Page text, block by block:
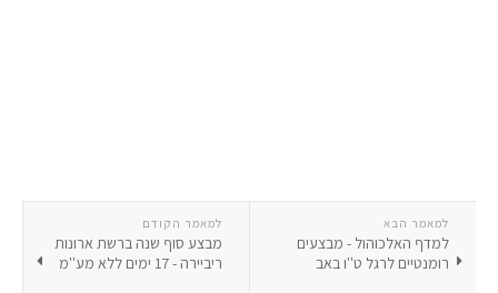
למאמר הקודם
מבצע סוף שנה ברשת ארונות
ריביירה - 17 ימים ללא מע''מ
למאמר הבא
למדף האלכוהול - מבצעים
רומנטיים לרגל ט''ו באב